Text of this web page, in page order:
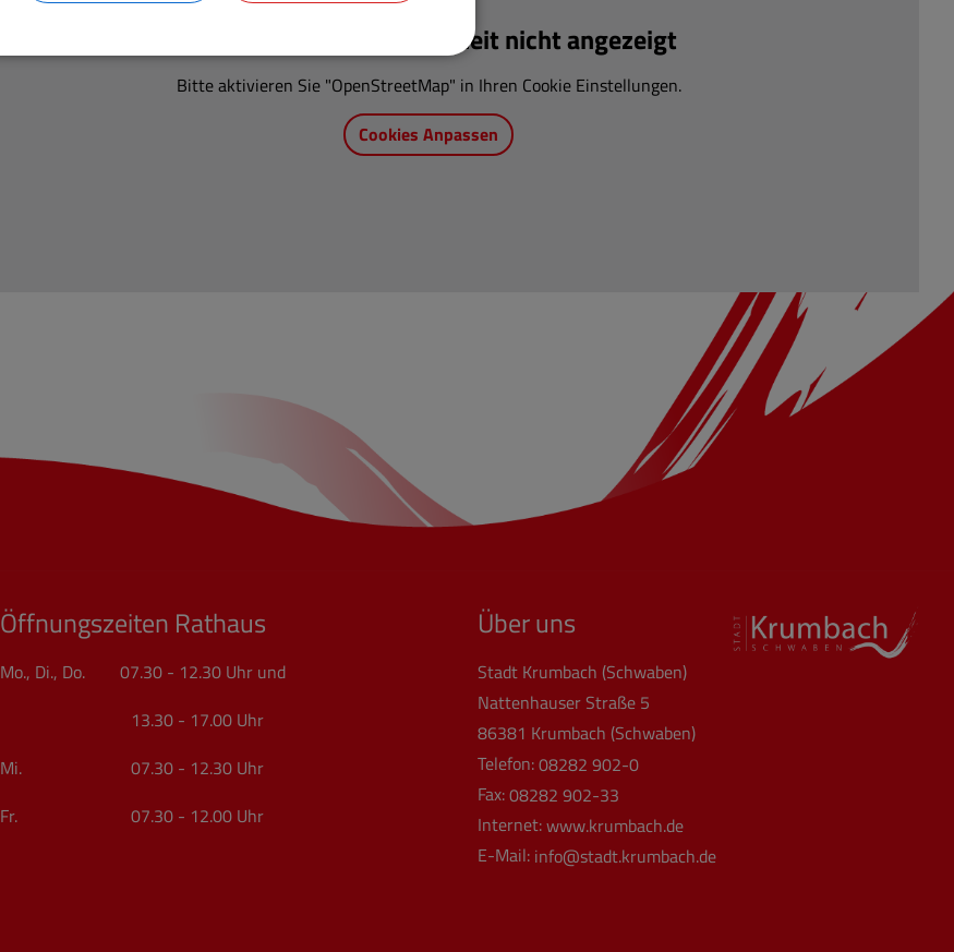
OpenStreetMap wird derzeit nicht angezeigt
Bitte aktivieren Sie "OpenStreetMap" in Ihren Cookie Einstellungen.
Cookies Anpassen
Öffnungszeiten Rathaus
Mo., Di., Do. 07.30 - 12.30 Uhr und
13.30 - 17.00 Uhr
Mi. 07.30 - 12.30 Uhr
Fr. 07.30 - 12.00 Uhr
Über uns
Stadt Krumbach (Schwaben)
Nattenhauser Straße 5
86381 Krumbach (Schwaben)
Telefon:08282 902-0
Fax:08282 902-33
Internet:www.krumbach.de
E-Mail: info@stadt.krumbach.de